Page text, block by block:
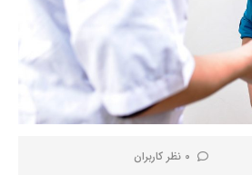
0 نظر کاربران